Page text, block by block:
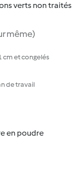
verts non traités
même)
cm et congelés
de travail
en poudre